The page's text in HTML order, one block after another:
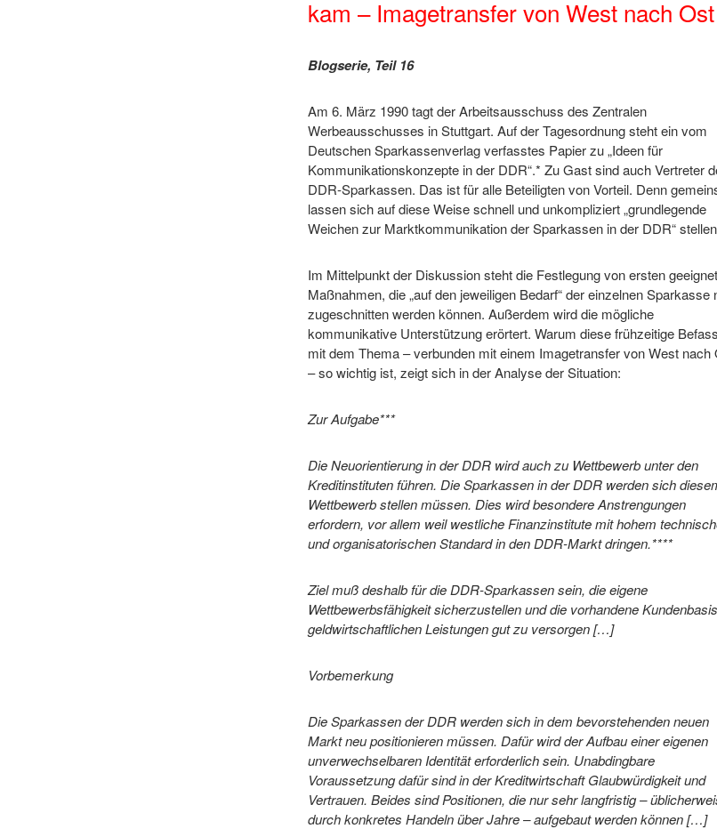
kam – Imagetransfer von West nach Ost
Blogserie, Teil 16
Am 6. März 1990 tagt der Arbeitsausschuss des Zentralen
Werbeausschusses in Stuttgart. Auf der Tagesordnung steht ein vom
Deutschen Sparkassenverlag verfasstes Papier zu „Ideen für
Kommunikationskonzepte in der DDR“.* Zu Gast sind auch Vertreter
DDR-Sparkassen. Das ist für alle Beteiligten von Vorteil. Denn
lassen sich auf diese Weise schnell und unkompliziert „grundlegende
Weichen zur Marktkommunikation der Sparkassen in der DDR“
Im Mittelpunkt der Diskussion steht die Festlegung von ersten
Maßnahmen, die „auf den jeweiligen Bedarf“ der einzelnen Sparkasse
zugeschnitten werden können. Außerdem wird die mögliche
kommunikative Unterstützung erörtert. Warum diese frühzeitige
mit dem Thema – verbunden mit einem Imagetransfer von West nach
– so wichtig ist, zeigt sich in der Analyse der Situation:
Zur Aufgabe***
Die Neuorientierung in der DDR wird auch zu Wettbewerb unter den
Kreditinstituten führen. Die Sparkassen in der DDR werden sich
Wettbewerb stellen müssen. Dies wird besondere Anstrengungen
erfordern, vor allem weil westliche Finanzinstitute mit hohem
und organisatorischen Standard in den DDR-Markt dringen.****
Ziel muß deshalb für die DDR-Sparkassen sein, die eigene
Wettbewerbsfähigkeit sicherzustellen und die vorhandene
geldwirtschaftlichen Leistungen gut zu versorgen[…]
Vorbemerkung
Die Sparkassen der DDR werden sich in dem bevorstehenden neuen
Markt neu positionieren müssen. Dafür wird der Aufbau einer eigenen
unverwechselbaren Identität erforderlich sein. Unabdingbare
Voraussetzung dafür sind in der Kreditwirtschaft Glaubwürdigkeit und
Vertrauen. Beides sind Positionen, die nur sehr langfristig –
durch konkretes Handeln über Jahre – aufgebaut werden können[…]